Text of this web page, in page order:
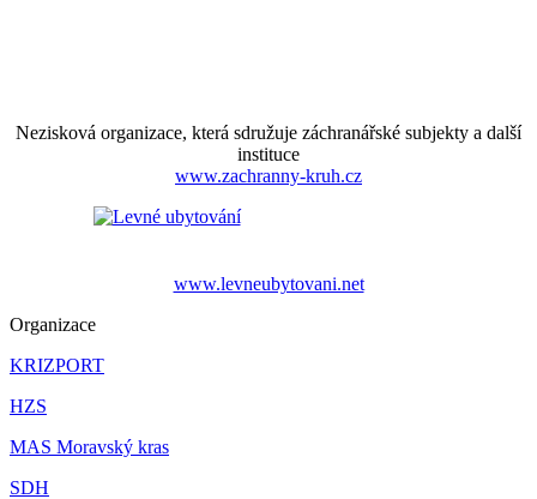
Nezisková organizace, která sdružuje záchranářské subjekty a další
instituce
www.zachranny-kruh.cz
www.levneubytovani.net
Organizace
KRIZPORT
HZS
MAS Moravský kras
SDH